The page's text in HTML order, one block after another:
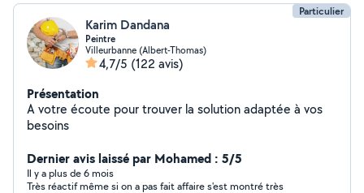
Particulier
Karim Dandana
Peintre
Villeurbanne (Albert-Thomas)
4,7/5 (122 avis)
Présentation
A votre écoute pour trouver la solution adaptée à vos
besoins
Dernier avis laissé par Mohamed : 5/5
Il y a plus de 6 mois
Très réactif même si on a pas fait affaire s'est montré très